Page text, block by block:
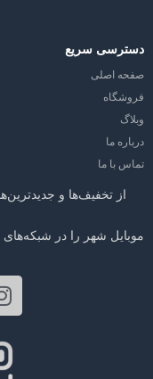
دسترسی سریع
صفحه اصلی
فروشگاه
وبلاگ
درباره ما
تماس با ما
از تخفیف‌ها و
موبایل شهر را در شبکه‌های